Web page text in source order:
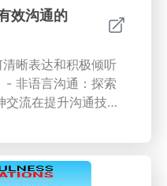
效沟通的
晰表达和积极倾听
- 非语言沟通：探索
流在提升沟通技巧
碍：识别可能阻碍
及如何克服它们。-
通能力的实用建议，
整风格。- 互动的实